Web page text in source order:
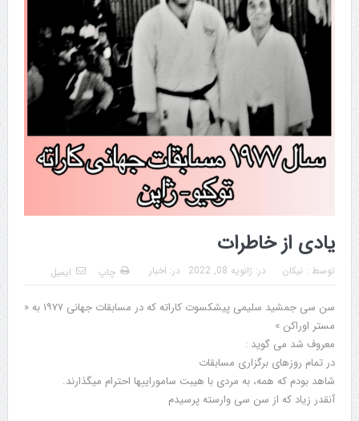
یادی از خاطرات
توسط : نیکان در: ژانویه 08, 2022 در: اخبار چاپ ایمیل
سن سی جمشید سلیمی پیشکسوت کاراته که در مسابقات جهانی ۱۹۷۷ به «
مستر اوراکن »
معروف شد می گوید :
در تمام روزهای برگزاری مسابقات
شاهد بودم که همه، به مردی با هیبت ساموراییها احترام میگذارند.
آنقدر زیاد که از سن سی وارسته پرسیدم